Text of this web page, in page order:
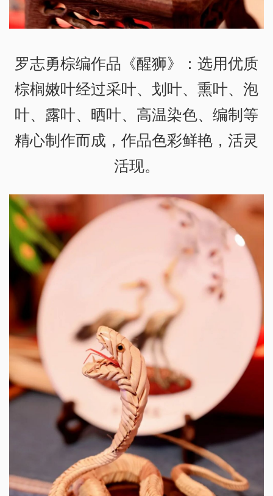
罗志勇棕编作品《醒狮》：选用优质
棕榈嫩叶经过采叶、划叶、熏叶、泡
叶、露叶、晒叶、高温染色、编制等
精心制作而成，作品色彩鲜艳，活灵
活现。